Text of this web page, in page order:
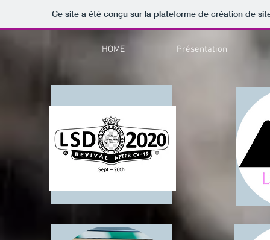
Ce site a été conçu sur la plateforme de création de
HOME Présentation